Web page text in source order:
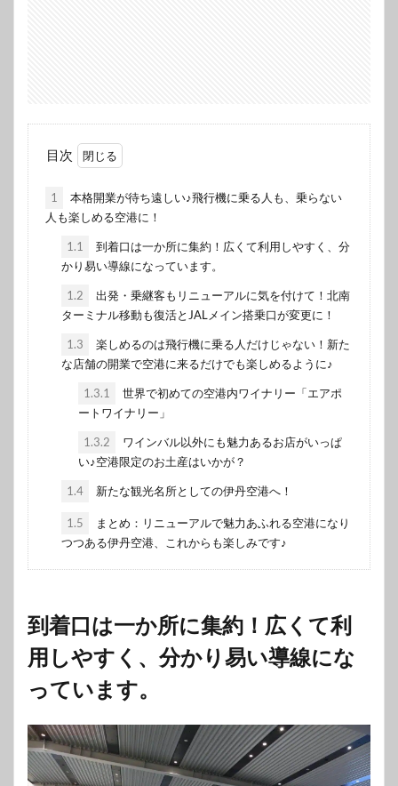
目次
1
本格開業が待ち遠しい♪飛行機に乗る人も、乗らない
人も楽しめる空港に！
1.1
到着口は一か所に集約！広くて利用しやすく、分
かり易い導線になっています。
1.2
出発・乗継客もリニューアルに気を付けて！北南
ターミナル移動も復活とJALメイン搭乗口が変更に！
1.3
楽しめるのは飛行機に乗る人だけじゃない！新た
な店舗の開業で空港に来るだけでも楽しめるように♪
1.3.1
世界で初めての空港内ワイナリー「エアポ
ートワイナリー」
1.3.2
ワインバル以外にも魅力あるお店がいっぱ
い♪空港限定のお土産はいかが？
1.4 新たな観光名所としての伊丹空港へ！
1.5
まとめ：リニューアルで魅力あふれる空港になり
つつある伊丹空港、これからも楽しみです♪
到着口は一か所に集約！広くて利
用しやすく、分かり易い導線にな
っています。